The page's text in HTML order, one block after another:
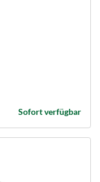
Sofort verfügbar